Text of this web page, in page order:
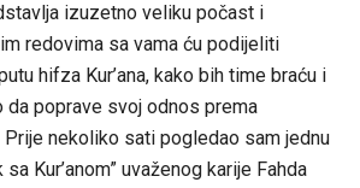
izuzetno veliku počast i
redovima sa vama ću podijeliti
hifza Kur’ana, kako bih time braću i
poprave svoj odnos prema
Prije nekoliko sati pogledao sam jednu
Kur’anom” uvaženog karije Fahda